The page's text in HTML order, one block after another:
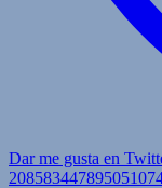
Dar me gusta en